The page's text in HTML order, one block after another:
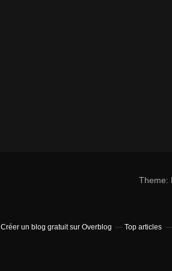
Theme:
Créer un blog gratuit sur Overblog Top articles